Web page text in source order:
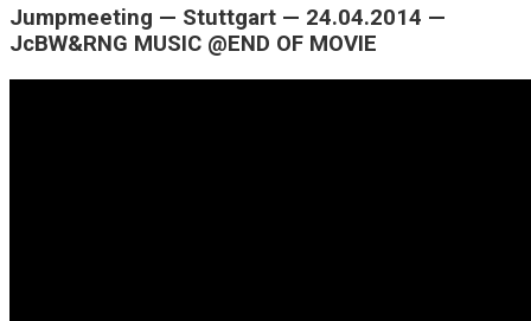
Jumpmeeting — Stuttgart — 24.04.2014 —
JcBW&RNG MUSIC @END OF MOVIE